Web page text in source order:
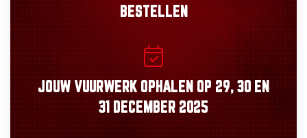
BESTELLEN
JOUW VUURWERK OPHALEN OP 29, 30 EN
31 DECEMBER 2025